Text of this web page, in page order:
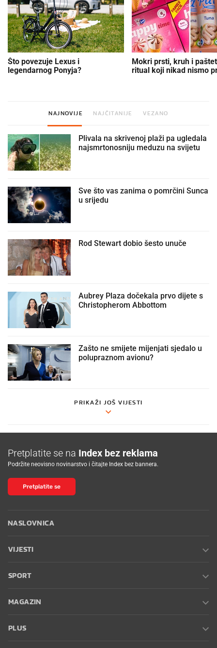
Što povezuje Lexus i
legendarnog Ponyja?
Mokri prsti, kruh i
ritual koji nikad nismo
NAJNOVIJE NAJČITANIJE VEZANO
Plivala na skrivenoj plaži pa ugledala
najsmrtonosniju meduzu na svijetu
Sve što vas zanima o pomrčini Sunca
u srijedu
Rod Stewart dobio šesto unuče
Aubrey Plaza dočekala prvo dijete s
Christopherom Abbottom
Zašto ne smijete mijenjati sjedalo u
polupraznom avionu?
PRIKAŽI JOŠ VIJESTI
Pretplatite se na Index bez reklama
Podržite neovisno novinarstvo i čitajte Index bez bannera.
Pretplatite se
NASLOVNICA
VIJESTI
SPORT
MAGAZIN
PLUS